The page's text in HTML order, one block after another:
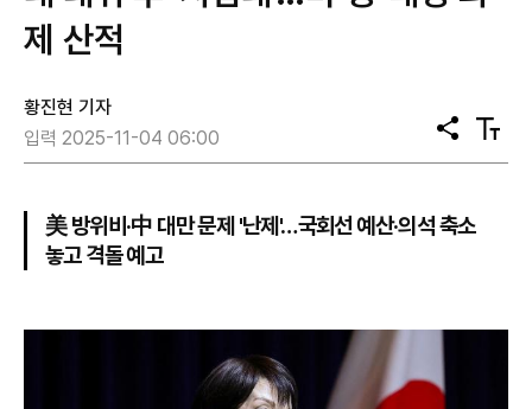
제 산적
황진현 기자
입력 2025-11-04 06:00
공
유
텍
스
美 방위비·中 대만 문제 '난제'…국회선 예산·의석 축소
놓고 격돌 예고